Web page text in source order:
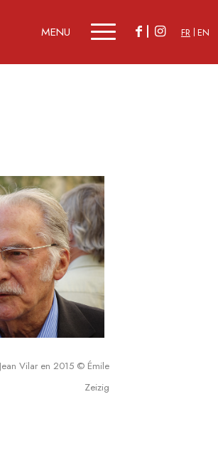
FR EN
Vilar en 2015 © Émile
Zeizig